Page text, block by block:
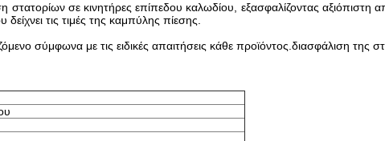
στατορίων σε κινητήρες επίπεδου καλωδίου, εξασφαλίζοντας
τις τιμές της καμπύλης πίεσης.
σύμφωνα με τις ειδικές απαιτήσεις κάθε προϊόντος.διασφάλιση